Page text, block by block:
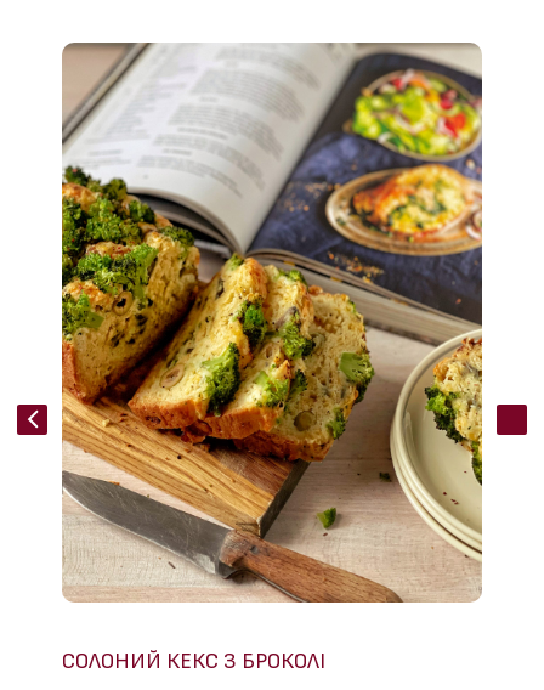
СОЛОНИЙ КЕКС З БРОКОЛІ